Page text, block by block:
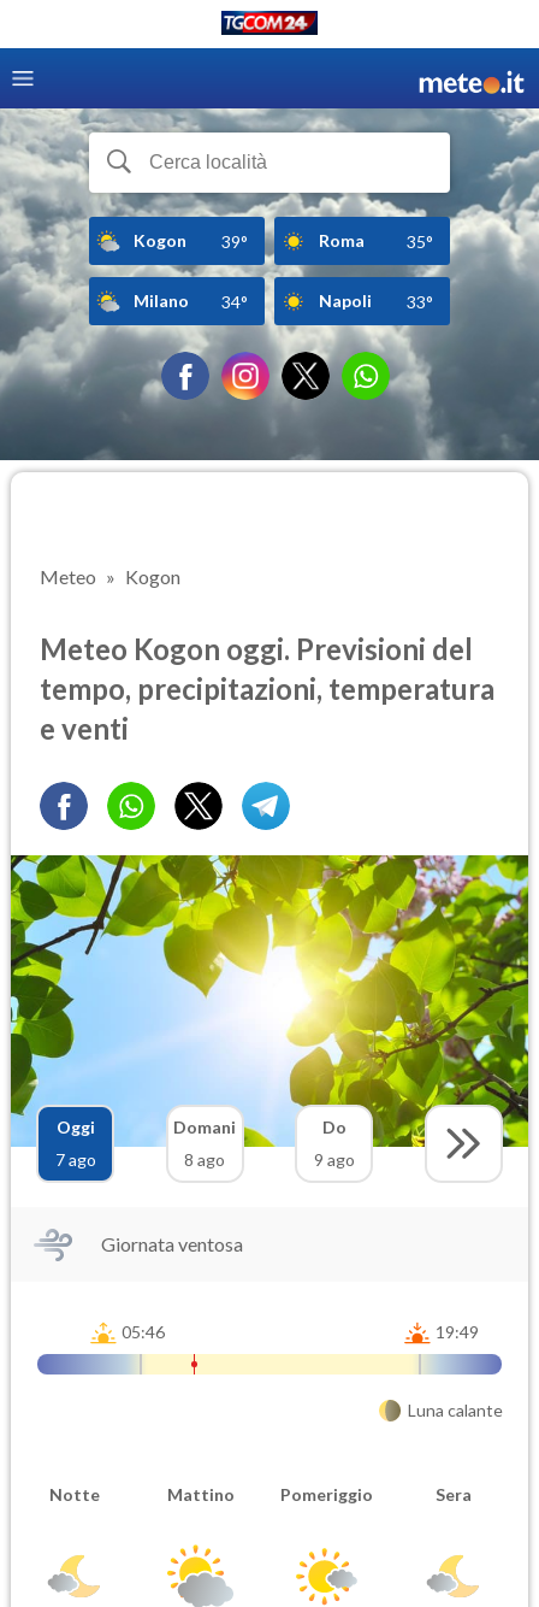
Kogon 39° Roma 35°
Milano 34° Napoli 33°
Meteo Kogon
Meteo Kogon oggi. Previsioni del
tempo, precipitazioni, temperatura
e venti
Oggi
7 ago
Domani
8 ago
Do
9 ago
Giornata ventosa
05:46 19:49
Luna calante
Notte Mattino Pomeriggio Sera